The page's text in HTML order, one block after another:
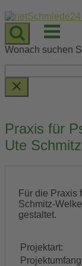
Skip
to
content
Menu
Wonach suchen
Praxis für
Ute
Für die Praxis
Schmitz-
gestaltet.
Projektart: